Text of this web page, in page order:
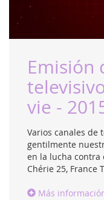
Emisión
vie -
Varios canales
gentilmente
en la lucha contra
Chérie 25, France
Más